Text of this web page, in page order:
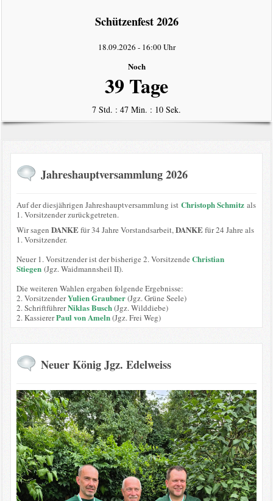
Schützenfest 2026
18.09.2026 - 16:00 Uhr
Noch
39 Tage
7 Std. : 47 Min. : 10 Sek.
Jahreshauptversammlung 2026
Auf der diesjährigen Jahreshauptversammlung ist Christoph Schmitzals
1. Vorsitzender zurückgetreten.
Wir sagen DANKEfür 34 Jahre Vorstandsarbeit,DANKEfür 24 Jahre als
1. Vorsitzender.
Neuer 1. Vorsitzender ist der bisherige 2. Vorsitzende Christian
Stiegen (Jgz. Waidmannsheil II).
Die weiteren Wahlen ergaben folgende Ergebnisse:
2. VorsitzenderYulien Graubner(Jgz. Grüne Seele)
2. SchriftführerNiklas Busch(Jgz. Wilddiebe)
2. KassiererPaul von Ameln(Jgz. Frei Weg)
Neuer König Jgz. Edelweiss